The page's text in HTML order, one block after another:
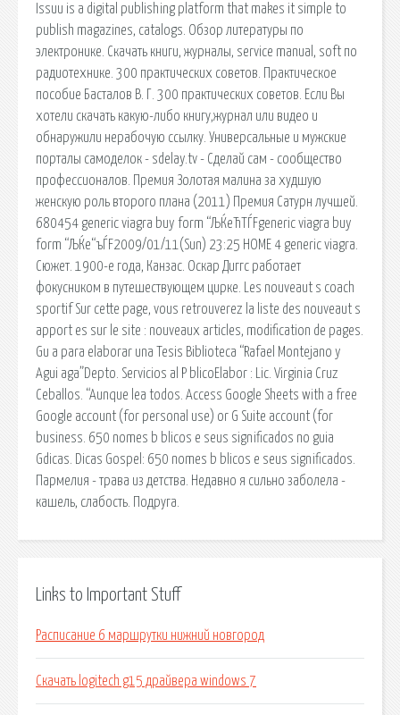
Issuu is a digital publishing platform that makes it simple to
publish magazines, catalogs. Обзор литературы по
электронике. Скачать книги, журналы, service manual, soft по
радиотехнике. 300 практических советов. Практическое
пособие Басталов В. Г. 300 практических советов. Если Вы
хотели скачать какую-либо книгу,журнал или видео и
обнаружили нерабочую ссылку. Универсальные и мужские
порталы самоделок - sdelay.tv - Сделай сам - сообщество
профессионалов. Премия Золотая малина за худшую
женскую роль второго плана (2011) Премия Сатурн лучшей.
680454 generic viagra buy form “ЉЌeЋТЃFgeneric viagra buy
form “ЉЌe“ъЃF2009/01/11(Sun) 23:25 HOME 4 generic viagra.
Сюжет. 1900-е года, Канзас. Оскар Диггс работает
фокусником в путешествующем цирке. Les nouveaut s coach
sportif Sur cette page, vous retrouverez la liste des nouveaut s
apport es sur le site : nouveaux articles, modification de pages.
Gu a para elaborar una Tesis Biblioteca “Rafael Montejano y
Agui aga”Depto. Servicios al P blicoElabor : Lic. Virginia Cruz
Ceballos. “Aunque lea todos. Access Google Sheets with a free
Google account (for personal use) or G Suite account (for
business. 650 nomes b blicos e seus significados no guia
Gdicas. Dicas Gospel: 650 nomes b blicos e seus significados.
Пармелия - трава из детства. Недавно я сильно заболела -
кашель, слабость. Подруга.
Links to Important Stuff
Расписание 6 маршрутки нижний новгород
Скачать logitech g15 драйвера windows 7